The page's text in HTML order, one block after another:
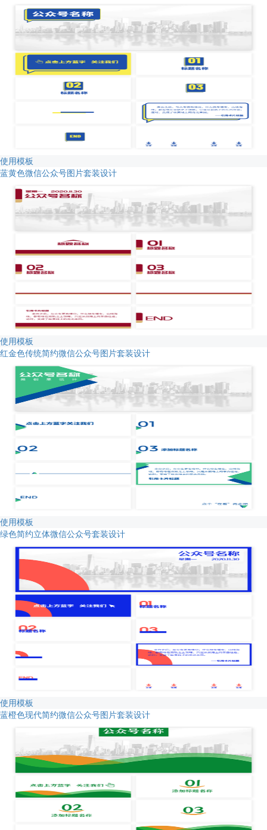
使用模板
蓝黄色微信公众号图片套装设计
使用模板
红金色传统简约微信公众号图片套装设计
使用模板
绿色简约立体微信公众号套装设计
使用模板
蓝橙色现代简约微信公众号图片套装设计